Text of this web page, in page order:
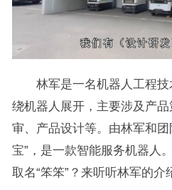
林军是一名机器人工程技
绕机器人展开，主要涉及产
审、产品设计等。由林军和
宝”，是一款智能服务机器人
取名“笨笨”？来听听林军的介